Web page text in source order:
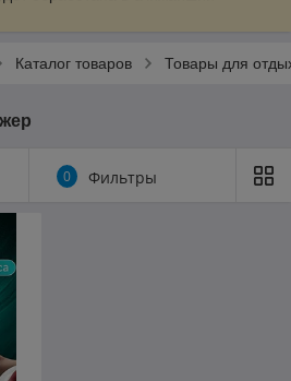
Каталог товаров Товары для
0 Фильтры